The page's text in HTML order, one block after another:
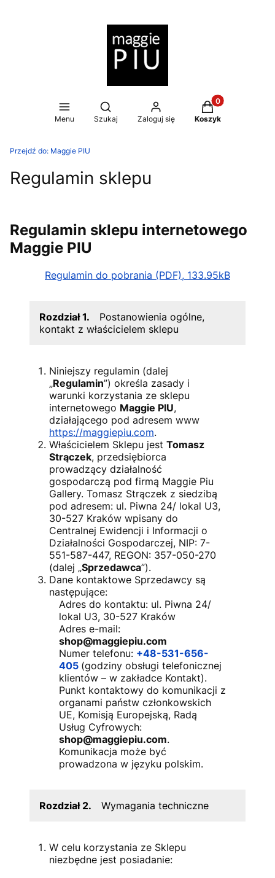
Menu
Otwórz wyszukiwarkę
Szukaj Zaloguj się
Produkty w
Koszyk
Przejdź do: Maggie PIU
Regulamin sklepu
Regulamin sklepu internetowego
Maggie PIU
Regulamin do pobrania (PDF), 133.95kB
Rozdział 1.
Postanowienia ogólne,
kontakt z właścicielem sklepu
Niniejszy regulamin (dalej
„Regulamin”) określa zasady i
warunki korzystania ze sklepu
internetowego Maggie PIU,
działającego pod adresem www
https://maggiepiu.com.
Właścicielem Sklepu jest Tomasz
Strączek, przedsiębiorca
prowadzący działalność
gospodarczą pod firmą Maggie Piu
Gallery. Tomasz Strączek z siedzibą
pod adresem: ul. Piwna 24/ lokal U3,
30-527 Kraków wpisany do
Centralnej Ewidencji i Informacji o
Działalności Gospodarczej, NIP: 7-
551-587-447, REGON: 357-050-270
(dalej „Sprzedawca”).
Dane kontaktowe Sprzedawcy są
następujące:
Adres do kontaktu: ul. Piwna 24/
lokal U3, 30-527 Kraków
Adres e-mail:
shop@maggiepiu.com
Numer telefonu: +48-531-656-
405 (godziny obsługi telefonicznej
klientów – w zakładce Kontakt).
Punkt kontaktowy do komunikacji z
organami państw członkowskich
UE, Komisją Europejską, Radą
Usług Cyfrowych:
shop@maggiepiu.com.
Komunikacja może być
prowadzona w języku polskim.
Rozdział 2. Wymagania techniczne
W celu korzystania ze Sklepu
niezbędne jest posiadanie: